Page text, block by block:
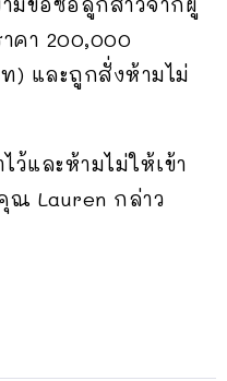
คา 200,000
) และถูกสั่งห้ามไม่
ว้และห้ามไม่ให้เข้า
ณ Lauren กล่าว